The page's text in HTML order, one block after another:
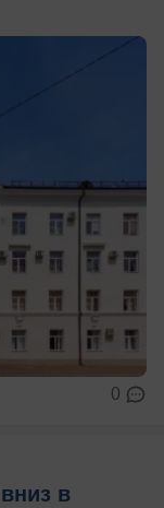
0
в